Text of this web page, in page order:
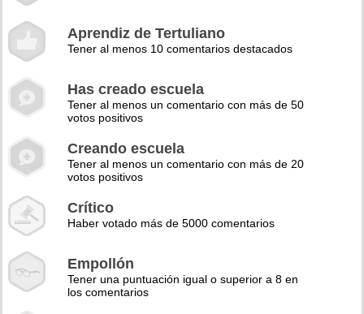
Aprendiz de Tertuliano
Tener al menos 10 comentarios destacados
Has creado escuela
Tener al menos un comentario con más de 50
votos positivos
Creando escuela
Tener al menos un comentario con más de 20
votos positivos
Crítico
Haber votado más de 5000 comentarios
Empollón
Tener una puntuación igual o superior a 8 en
los comentarios